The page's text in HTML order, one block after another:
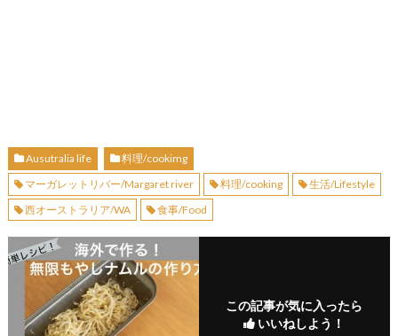
Ausutralia life
料理/cookimg
マーガレットリバー/Margaret river
料理/cooking
生活/Lifestyle
西オーストラリア/WA
食事/Food
この記事が気に入ったら
いいねしよう！